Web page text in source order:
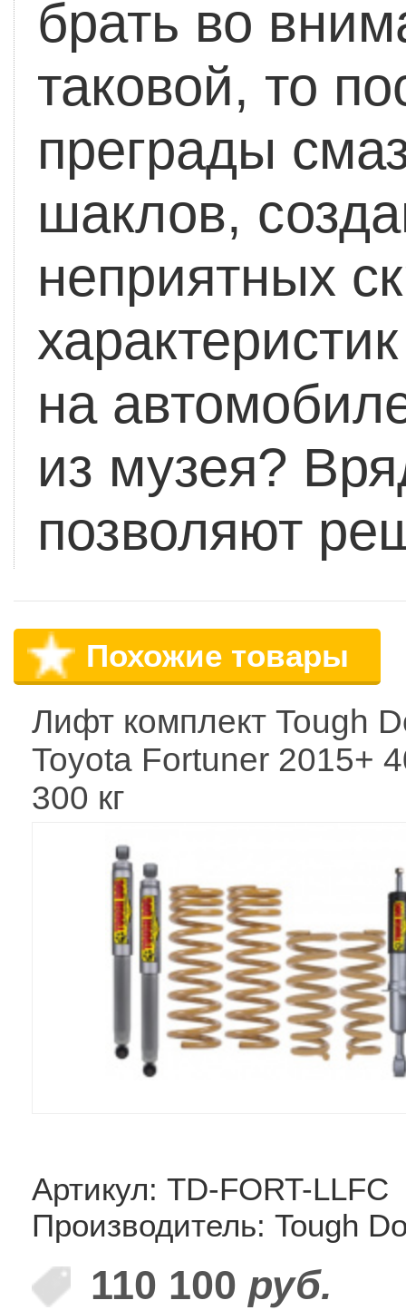
брать во
таковой, то
преграды
шаклов,
неприятных
на
из музея?
позволяют
Похожие товары
Лифт комплект Tough
Toyota Fortuner 2015+
300 кг
Артикул: TD-FORT-LLFC
Производитель: Tough
110 100 руб.